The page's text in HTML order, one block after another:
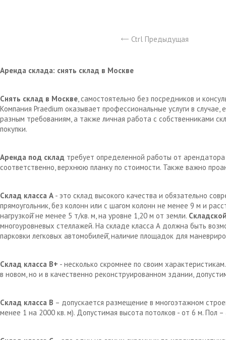
Ctrl Предыдущая
Аренда склада: снять склад в Москве
Снять склад в Москве, самостоятельно без посредников и
Компания Praedium оказывает профессиональные услуги в
разным требованиям, а также личная работа с собственниками
покупки.
Аренда под склад требует определенной работы от
соответственно, верхнюю планку по стоимости. Также важно
Склад класса А - это склад высокого качества и обязательно
прямоугольник, без колонн или с шагом колонн не менее 9 м и
нагрузкой̆ не менее 5 т/кв. м, на уровне 1,20 м от земли.
многоуровневых стеллажей. На складе класса А должна быть
парковки легковых автомобилей̆, наличие площадок для
Склад класса В+ - несколько скромнее по своим
в новом, но и в качественно реконструированном здании,
Склад класса В – допускается размещение в многоэтажном
менее 1 на 2000 кв. м). Допустимая высота потолков - от 6 м. Пол